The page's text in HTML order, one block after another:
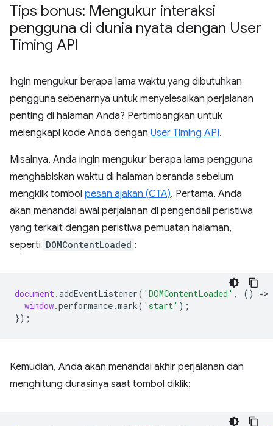
Tips bonus: Mengukur interaksi
pengguna di dunia nyata dengan User
Timing API
Ingin mengukur berapa lama waktu yang dibutuhkan
pengguna sebenarnya untuk menyelesaikan perjalanan
penting di halaman Anda? Pertimbangkan untuk
melengkapi kode Anda dengan User Timing API.
Misalnya, Anda ingin mengukur berapa lama pengguna
menghabiskan waktu di halaman beranda sebelum
mengklik tombol pesan ajakan (CTA). Pertama, Anda
akan menandai awal perjalanan di pengendali peristiwa
yang terkait dengan peristiwa pemuatan halaman,
seperti DOMContentLoaded :
document.addEventListener( 'DOMContentLoaded' , () =>
window.performance.mark( 'start' );
});
Kemudian, Anda akan menandai akhir perjalanan dan
menghitung durasinya saat tombol diklik: